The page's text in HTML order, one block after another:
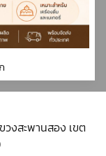
งสะพานสอง เขต